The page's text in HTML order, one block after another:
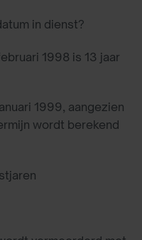
in dienst?
1998 is 13 jaar
1999, aangezien
wordt berekend